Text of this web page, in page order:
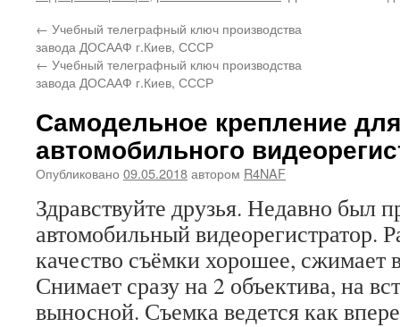
← Учебный телеграфный ключ производства
завода ДОСААФ г.Киев, СССР
← Учебный телеграфный ключ производства
завода ДОСААФ г.Киев, СССР
Самодельное крепление для
автомобильного
Опубликовано 09.05.2018автором R4NAF
Здравствуйте друзья. Недавно был
автомобильный видеорегистратор.
качество съёмки хорошее, сжимает
Снимает сразу на 2 объектива, на
выносной. Съемка ведется как